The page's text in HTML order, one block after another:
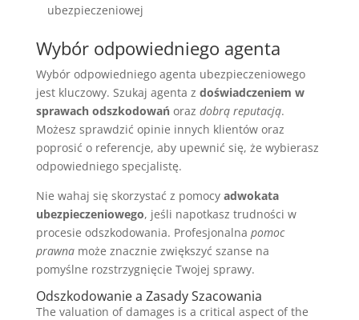
ubezpieczeniowej
Wybór odpowiedniego agenta
Wybór odpowiedniego agenta ubezpieczeniowego
jest kluczowy. Szukaj agenta z doświadczeniem w
sprawach odszkodowańoraz dobrą reputacją.
Możesz sprawdzić opinie innych klientów oraz
poprosić o referencje, aby upewnić się, że wybierasz
odpowiedniego specjalistę.
Nie wahaj się skorzystać z pomocy adwokata
ubezpieczeniowego, jeśli napotkasz trudności w
procesie odszkodowania. Profesjonalna pomoc
prawnamoże znacznie zwiększyć szanse na
pomyślne rozstrzygnięcie Twojej sprawy.
Odszkodowanie a Zasady Szacowania
The valuation of damages is a critical aspect of the